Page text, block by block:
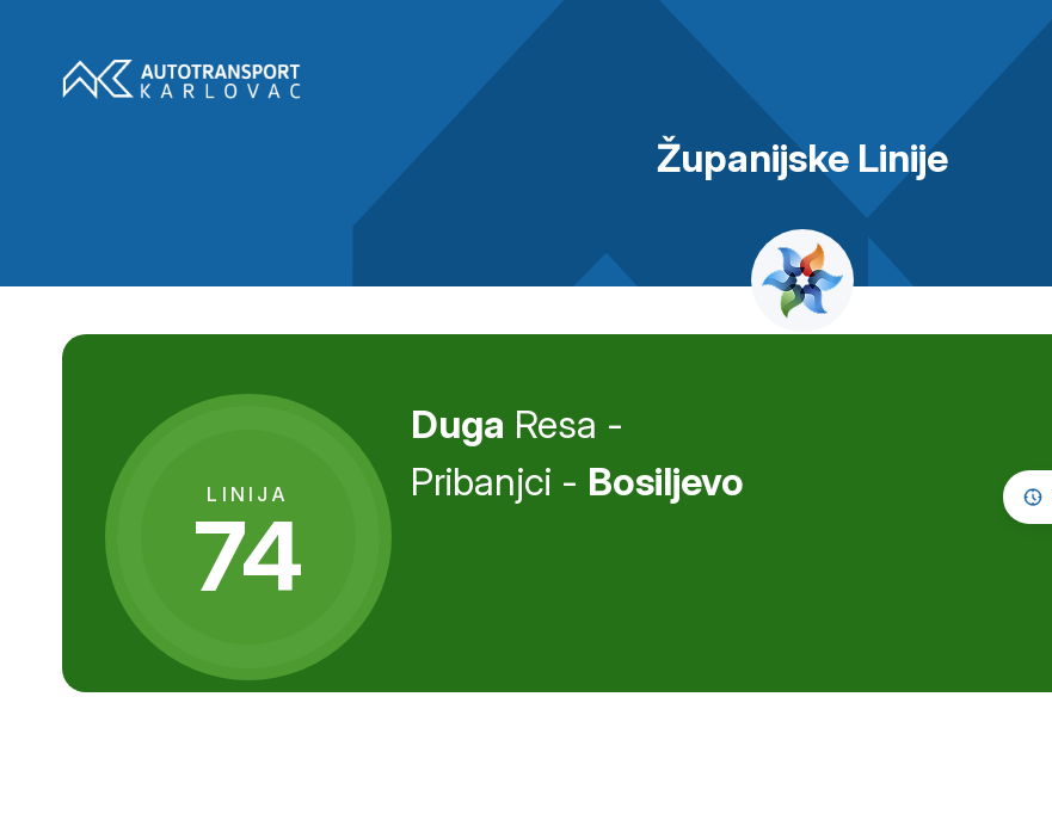
Županijske Linije
LINIJA
74
Duga Resa -
Pribanjci - Bosiljevo